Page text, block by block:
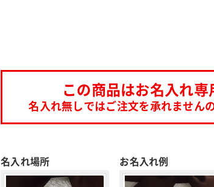
この商品はお名入れ専
名入れ無しではご注文を 承れません
名入れ場所 お名入れ例